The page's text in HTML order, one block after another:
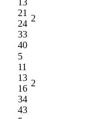
21
24
33
40
2
5
11
13
16
34
43
2